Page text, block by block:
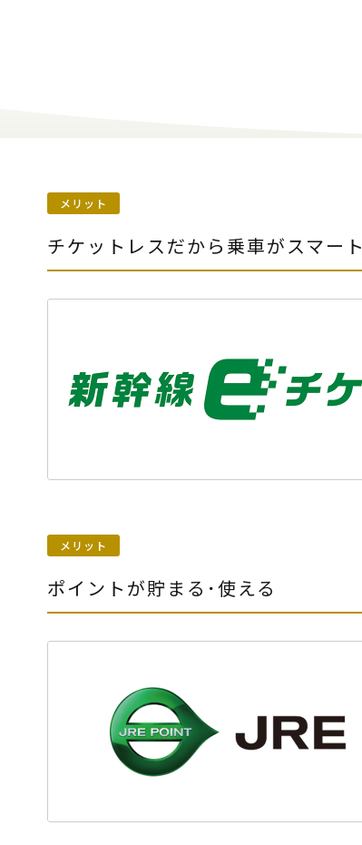
メリット
チケットレスだから乗車がスマート
メリット
ポイントが貯まる･使える